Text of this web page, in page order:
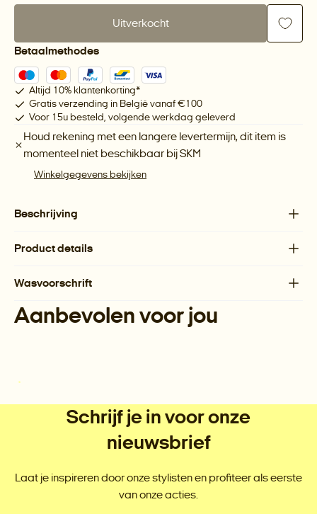
Uitverkocht
Betaalmethodes
Altijd 10% klantenkorting*
Gratis verzending in België vanaf €100
Voor 15u besteld, volgende werkdag geleverd
Houd rekening met een langere levertermijn, dit item is
momenteel niet beschikbaar bijSKM
Winkelgegevens bekijken
Beschrijving
Product details
Wasvoorschrift
Aanbevolen voor jou
Schrijf je in voor onze
nieuwsbrief
Laat je inspireren door onze stylisten en profiteer als eerste
van onze acties.